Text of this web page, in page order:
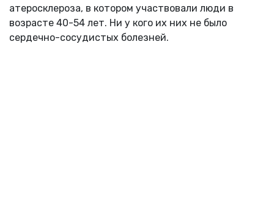
атеросклероза, в котором участвовали люди в
возрасте 40-54 лет. Ни у кого их них не было
сердечно-сосудистых болезней.